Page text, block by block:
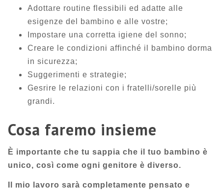
Adottare routine flessibili ed adatte alle
esigenze del bambino e alle vostre;
Impostare una corretta igiene del sonno;
Creare le condizioni affinché il bambino dorma
in sicurezza;
Suggerimenti e strategie;
Gesrire le relazioni con i fratelli/sorelle più
grandi.
Cosa faremo insieme
È importante che tu sappia che il tuo bambino è
unico, così come ogni genitore è diverso.
Il mio lavoro sarà completamente pensato e